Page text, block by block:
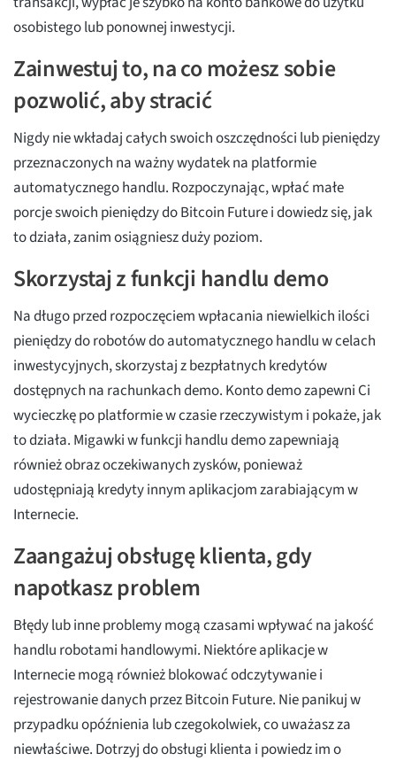
osobistego lub ponownej inwestycji.
Zainwestuj to, na co możesz sobie
pozwolić, aby stracić
Nigdy nie wkładaj całych swoich oszczędności lub pieniędzy
przeznaczonych na ważny wydatek na platformie
automatycznego handlu. Rozpoczynając, wpłać małe
porcje swoich pieniędzy do Bitcoin Future i dowiedz się, jak
to działa, zanim osiągniesz duży poziom.
Skorzystaj z funkcji handlu demo
Na długo przed rozpoczęciem wpłacania niewielkich ilości
pieniędzy do robotów do automatycznego handlu w celach
inwestycyjnych, skorzystaj z bezpłatnych kredytów
dostępnych na rachunkach demo. Konto demo zapewni Ci
wycieczkę po platformie w czasie rzeczywistym i pokaże, jak
to działa. Migawki w funkcji handlu demo zapewniają
również obraz oczekiwanych zysków, ponieważ
udostępniają kredyty innym aplikacjom zarabiającym w
Internecie.
Zaangażuj obsługę klienta, gdy
napotkasz problem
Błędy lub inne problemy mogą czasami wpływać na jakość
handlu robotami handlowymi. Niektóre aplikacje w
Internecie mogą również blokować odczytywanie i
rejestrowanie danych przez Bitcoin Future. Nie panikuj w
przypadku opóźnienia lub czegokolwiek, co uważasz za
niewłaściwe. Dotrzyj do obsługi klienta i powiedz im o